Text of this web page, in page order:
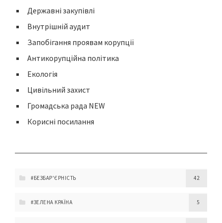
Державні закупівлі
Внутрішній аудит
Запобігання проявам корупції
Антикорупційна політика
Екологія
Цивільний захист
Громадська рада NEW
Корисні посилання
#БЕЗБАР'ЄРНІСТЬ 42
#ЗЕЛЕНА КРАЇНА 5